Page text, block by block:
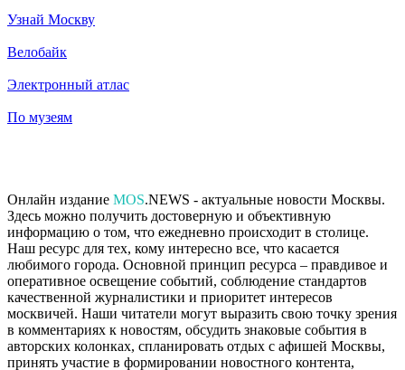
Узнай Москву
Велобайк
Электронный атлас
По музеям
Онлайн издание MOS.NEWS - актуальные новости Москвы.
Здесь можно получить достоверную и объективную
информацию о том, что ежедневно происходит в столице.
Наш ресурс для тех, кому интересно все, что касается
любимого города. Основной принцип ресурса – правдивое и
оперативное освещение событий, соблюдение стандартов
качественной журналистики и приоритет интересов
москвичей. Наши читатели могут выразить свою точку зрения
в комментариях к новостям, обсудить знаковые события в
авторских колонках, спланировать отдых с афишей Москвы,
принять участие в формировании новостного контента,